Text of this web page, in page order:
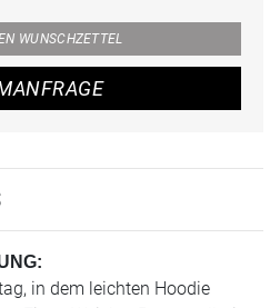
WUNSCHZETTEL
in dem leichten Hoodie